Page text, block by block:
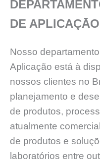
DE APLICAÇĀO
Nosso
Aplicação está à
nossos clientes no
planejamento e
de produtos,
atualmente
de produtos e
laboratórios entre